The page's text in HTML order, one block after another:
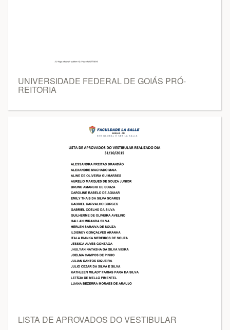
UNIVERSIDADE FEDERAL DE GOIÁS PRÓ-
REITORIA
LISTA DE APROVADOS DO VESTIBULAR